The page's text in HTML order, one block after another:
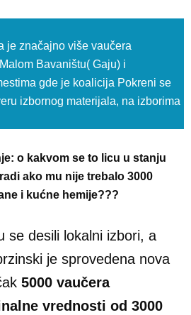
je značajno više vaučera
Bavaništu( Gaju) i
gde je koalicija Pokreni se
izbornog materijala, na izborima
o kakvom se to licu u stanju
ako mu nije trebalo 3000
i kućne hemije???
se desili lokalni izbori, a
je sprovedena nova
5000 vaučera
vrednosti od 3000